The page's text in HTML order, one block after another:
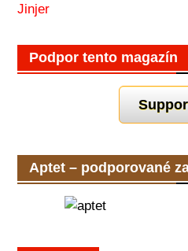
Jinjer
Podpor tento magazín
Aptet – podporované